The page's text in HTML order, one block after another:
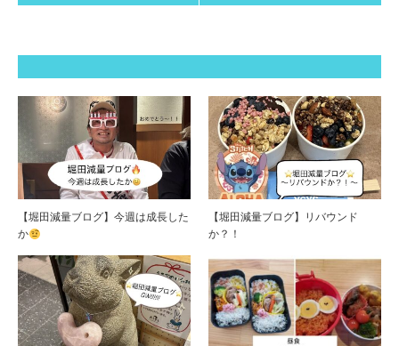
【堀田減量ブログ】今週は成長した
か
【堀田減量ブログ】リバウンド
か？！